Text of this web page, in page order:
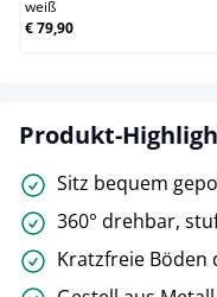
weiß
€ 79,90
Produkt-
Sitz bequem
360° drehbar,
Kratzfreie Böden